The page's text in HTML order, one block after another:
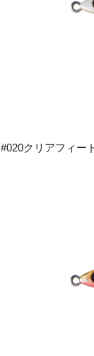
#020クリアフィー